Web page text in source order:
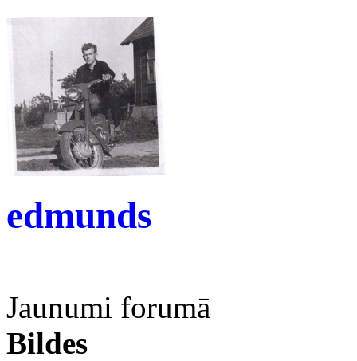
edmunds
Jaunumi forumā
Bildes